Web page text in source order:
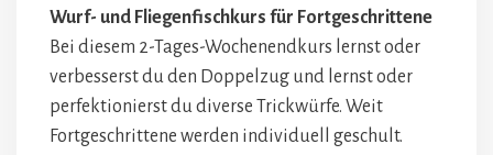
Wurf- und Fliegenfischkurs für Fortgeschrittene
Bei diesem 2-Tages-Wochenendkurs lernst oder
verbesserst du den Doppelzug und lernst oder
perfektionierst du diverse Trickwürfe. Weit
Fortgeschrittene werden individuell geschult.